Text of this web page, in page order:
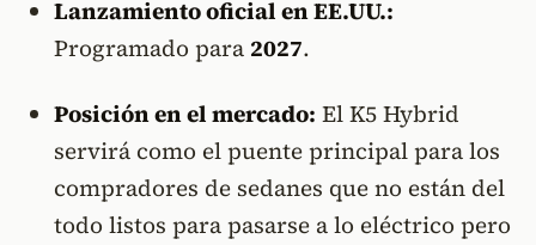
Lanzamiento oficial en EE.UU.:
Programado para 2027.
Posición en el mercado: El K5 Hybrid
servirá como el puente principal para los
compradores de sedanes que no están del
todo listos para pasarse a lo eléctrico pero